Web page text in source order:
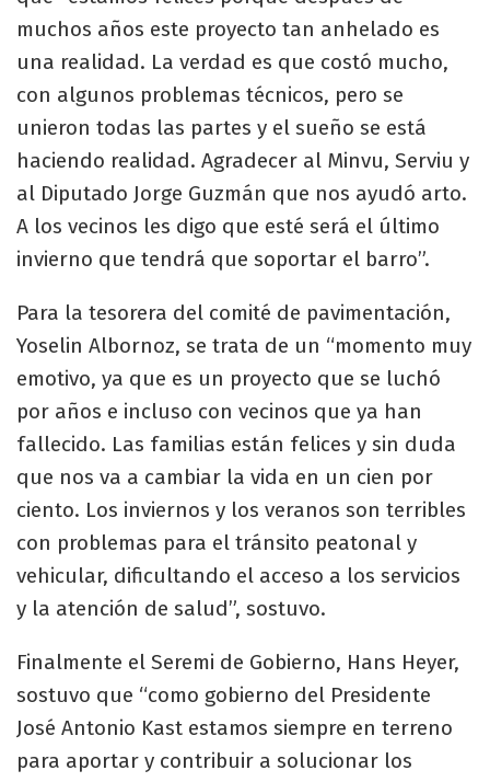
muchos años este proyecto tan anhelado es
una realidad. La verdad es que costó mucho,
con algunos problemas técnicos, pero se
unieron todas las partes y el sueño se está
haciendo realidad. Agradecer al Minvu, Serviu y
al Diputado Jorge Guzmán que nos ayudó arto.
A los vecinos les digo que esté será el último
invierno que tendrá que soportar el barro”.
Para la tesorera del comité de pavimentación,
Yoselin Albornoz, se trata de un “momento muy
emotivo, ya que es un proyecto que se luchó
por años e incluso con vecinos que ya han
fallecido. Las familias están felices y sin duda
que nos va a cambiar la vida en un cien por
ciento. Los inviernos y los veranos son terribles
con problemas para el tránsito peatonal y
vehicular, dificultando el acceso a los servicios
y la atención de salud”, sostuvo.
Finalmente el Seremi de Gobierno, Hans Heyer,
sostuvo que “como gobierno del Presidente
José Antonio Kast estamos siempre en terreno
para aportar y contribuir a solucionar los